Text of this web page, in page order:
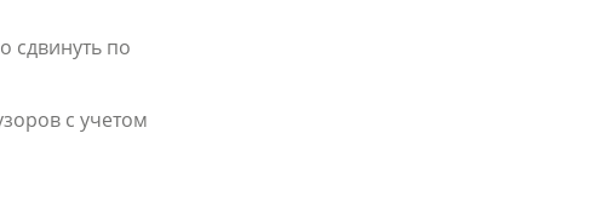
сдвинуть по
с учетом